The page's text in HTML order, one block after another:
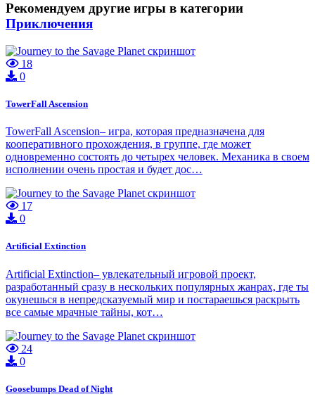
Рекомендуем другие игры в категории
Приключения
18
0
TowerFall Ascension
TowerFall Ascension– игра, которая предназначена для
кооперативного прохождения, в группе, где может
одновременно состоять до четырех человек. Механика в своем
исполнении очень простая и будет дос…
17
0
Artificial Extinction
Artificial Extinction– увлекательный игровой проект,
разработанный сразу в нескольких популярных жанрах, где ты
окунешься в непредсказуемый мир и постараешься раскрыть
все самые мрачные тайны, кот…
24
0
Goosebumps Dead of Night